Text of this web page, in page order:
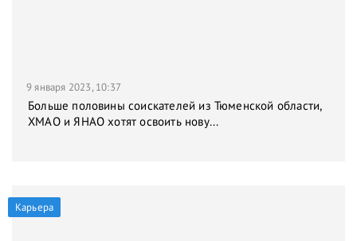
9 января 2023, 10:37
Больше половины соискателей из Тюменской области,
ХМАО и ЯНАО хотят освоить нову...
Карьера